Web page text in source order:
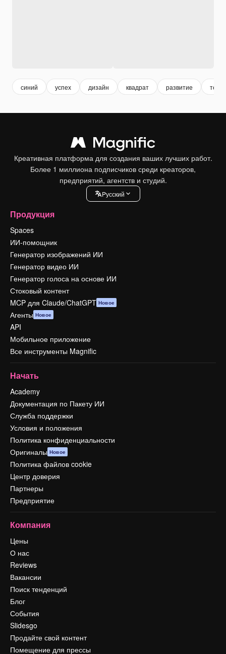
синий успех дизайн квадрат развитие
Креативная платформа для создания ваших лучших работ.
Более 1 миллиона подписчиков среди креаторов,
предприятий, агентств и студий.
Pусский
Продукция
Spaces
ИИ-помощник
Генератор изображений ИИ
Генератор видео ИИ
Генератор голоса на основе ИИ
Стоковый контент
MCP для Claude/ChatGPT Новое
Агенты Новое
API
Мобильное приложение
Все инструменты Magnific
Начать
Academy
Документация по Пакету ИИ
Служба поддержки
Условия и положения
Политика конфиденциальности
Оригиналы Новое
Политика файлов cookie
Центр доверия
Партнеры
Предприятие
Компания
Цены
О нас
Reviews
Вакансии
Поиск тенденций
Блог
События
Slidesgo
Продайте свой контент
Помещение для прессы